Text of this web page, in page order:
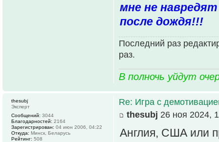
мне не навредят
после дождя!!!
Последний раз
раз.
В полночь уйдут
Re: Игра с
thesubj 26 ноя 2024,
Англия, США или
thesubj
Эксперт
Сообщений: 3044
Благодарностей: 2164
Зарегистрирован: 04 июн 2006, 04:22
Откуда: Минск, Беларусь
Рейтинг: 508